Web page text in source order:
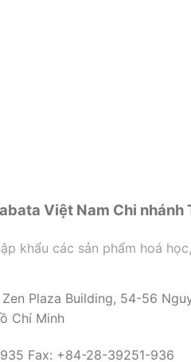
Việt Nam Chi nhánh
khẩu các sản phẩm hoá
Plaza Building, 54-56
Chí Minh
Fax: +84-28-39251-936